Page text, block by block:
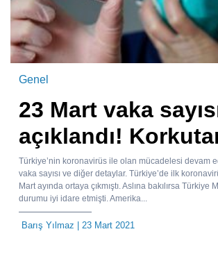
Genel
23 Mart vaka
açıklandı!
Türkiye’nin koronavirüs ile olan mücadelesi devam
vaka sayısı ve diğer detaylar. Türkiye’de ilk
Mart ayında ortaya çıkmıştı. Aslına bakılırsa Türkiye
durumu iyi idare etmişti. Amerika...
Barış Yılmaz | 23 Mart 2021